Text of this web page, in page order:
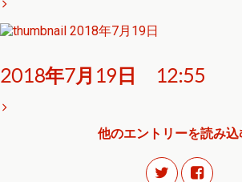
2018年7月19日
2018年7月19日 12:55
他のエントリーを読み